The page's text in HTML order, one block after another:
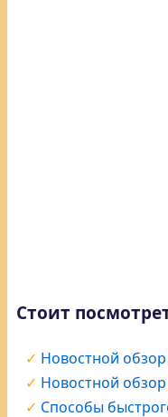
Стоит
Новостной
Новостной
Способы